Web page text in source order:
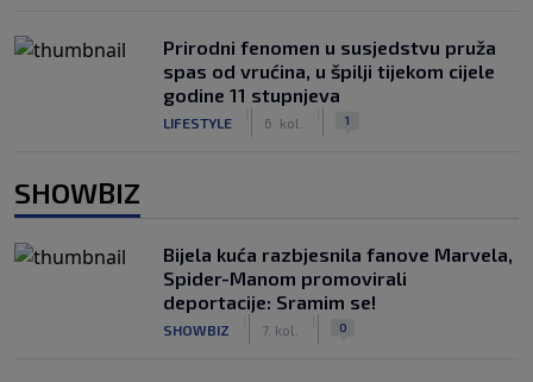
Prirodni fenomen u susjedstvu pruža
spas od vrućina, u špilji tijekom cijele
godine 11 stupnjeva
LIFESTYLE 6. kol. 1
SHOWBIZ
Bijela kuća razbjesnila fanove Marvela,
Spider-Manom promovirali
deportacije: Sramim se!
SHOWBIZ 7. kol. 0